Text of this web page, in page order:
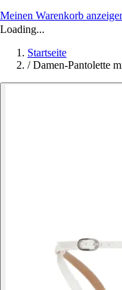
Meinen Warenkorb
Loading...
Startseite
/ Damen-Pantolette